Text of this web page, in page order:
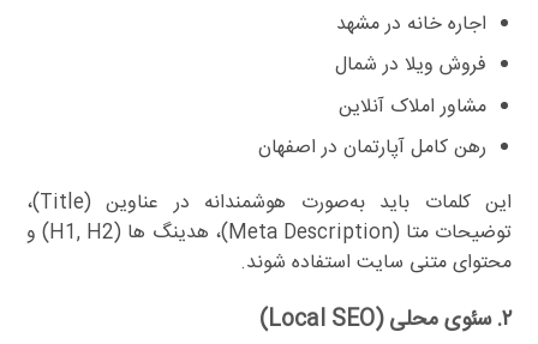
اجاره خانه در مشهد
فروش ویلا در شمال
مشاور املاک آنلاین
رهن کامل آپارتمان در اصفهان
این کلمات باید به‌صورت هوشمندانه در عناوین (Title)،
توضیحات متا (Meta Description)، هدینگ ها (H1, H2) و
محتوای متنی سایت استفاده شوند.
۲. سئوی محلی (Local SEO)